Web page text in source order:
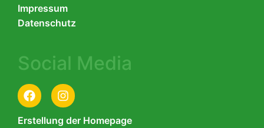
Impressum
Datenschutz
Social Media
Erstellung der Homepage